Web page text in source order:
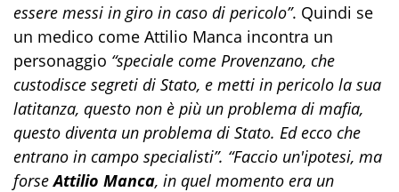
essere messi in giro in caso di pericolo”. Quindi se
un medico come Attilio Manca incontra un
personaggio “speciale come Provenzano, che
custodisce segreti di Stato, e metti in pericolo la sua
latitanza, questo non è più un problema di mafia,
questo diventa un problema di Stato. Ed ecco che
entrano in campo specialisti”. “Faccio un'ipotesi, ma
forseAttilio Manca, in quel momento era un